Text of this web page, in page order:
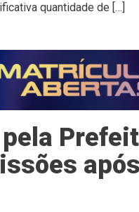
quantidade de […]
após